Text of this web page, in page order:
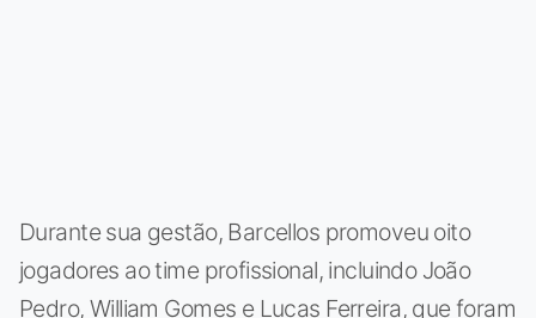
Durante sua gestão, Barcellos promoveu oito
jogadores ao time profissional, incluindo João
Pedro, William Gomes e Lucas Ferreira, que foram